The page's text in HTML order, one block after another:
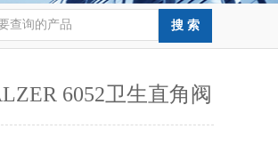
6052卫生直角阀